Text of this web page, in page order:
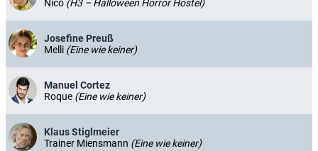
Nico (H3 – Halloween Horror Hostel)
Josefine Preuß
Melli (Eine wie keiner)
Manuel Cortez
Roque (Eine wie keiner)
Klaus Stiglmeier
Trainer Miensmann (Eine wie keiner)